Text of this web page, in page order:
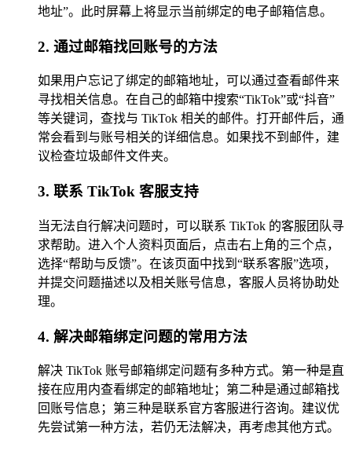
地址”。此时屏幕上将显示当前绑定的电子邮箱信息。
2. 通过邮箱找回账号的方法
如果用户忘记了绑定的邮箱地址，可以通过查看邮件来
寻找相关信息。在自己的邮箱中搜索“TikTok”或“抖音”
等关键词，查找与 TikTok 相关的邮件。打开邮件后，通
常会看到与账号相关的详细信息。如果找不到邮件，建
议检查垃圾邮件文件夹。
3. 联系 TikTok 客服支持
当无法自行解决问题时，可以联系 TikTok 的客服团队寻
求帮助。进入个人资料页面后，点击右上角的三个点，
选择“帮助与反馈”。在该页面中找到“联系客服”选项，
并提交问题描述以及相关账号信息，客服人员将协助处
理。
4. 解决邮箱绑定问题的常用方法
解决 TikTok 账号邮箱绑定问题有多种方式。第一种是直
接在应用内查看绑定的邮箱地址；第二种是通过邮箱找
回账号信息；第三种是联系官方客服进行咨询。建议优
先尝试第一种方法，若仍无法解决，再考虑其他方式。